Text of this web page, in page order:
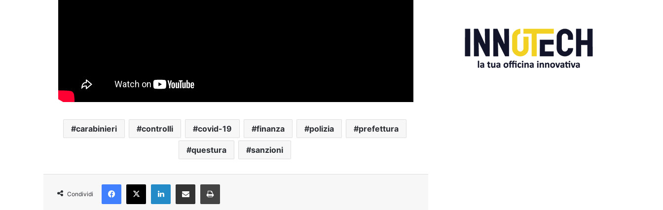
carabinieri controlli covid-19 finanza polizia prefettura
questura sanzioni
Condividi
Facebook
X LinkedIn
Condividi via EmailStampa